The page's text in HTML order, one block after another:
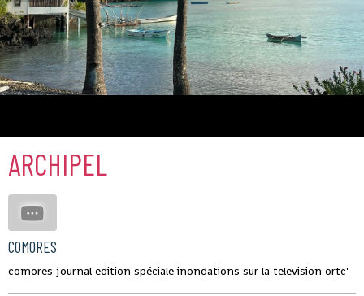
ARCHIPEL
COMORES
comores journal edition spéciale inondations sur la television ortc"